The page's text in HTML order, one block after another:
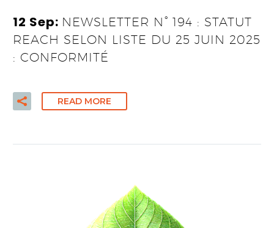
12 Sep: NEWSLETTER N° 194 : STATUT
REACH SELON LISTE DU 25 JUIN 2025
: CONFORMITÉ
READ MORE